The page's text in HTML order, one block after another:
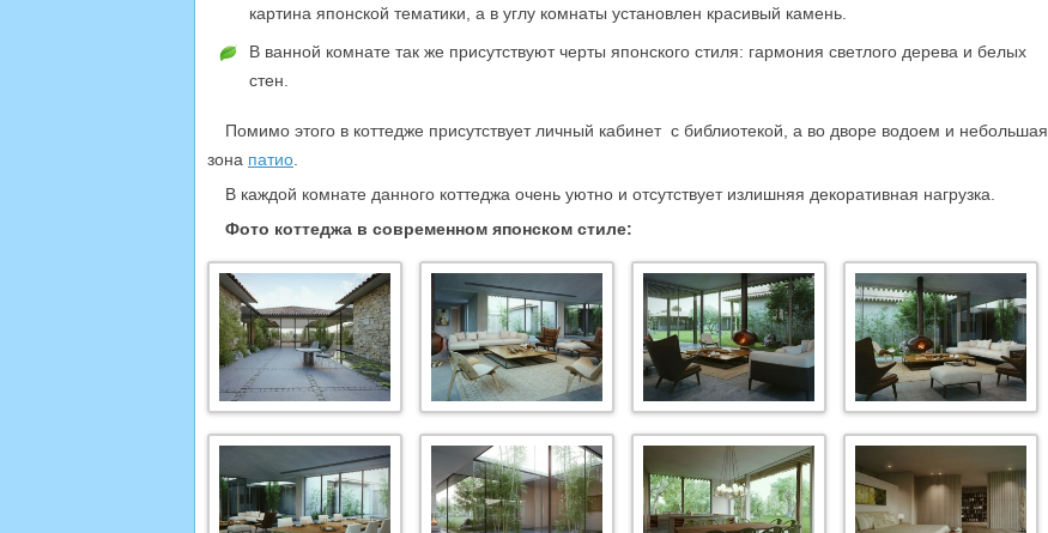
картина японской тематики, а в углу комнаты установлен красивый камень.
В ванной комнате так же присутствуют черты японского стиля: гармония светлого дерева и белых
стен.
Помимо этого в коттедже присутствует личный кабинет с библиотекой, а во дворе водоем и небольшая
зона патио
В каждой комнате данного коттеджа очень уютно и отсутствует излишняя декоративная нагрузка.
Фото коттеджа в современном японском стиле: